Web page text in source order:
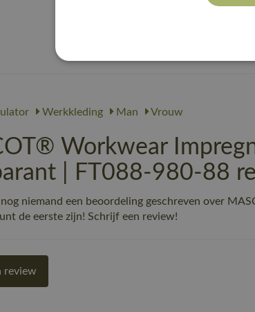
Werkkleding Man Vrouw
Workwear
| FT088-980-88
niemand een beoordeling geschreven over
de eerste zijn! Schrijf een review!
review